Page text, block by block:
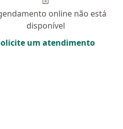
online não está
disponível
um atendimento